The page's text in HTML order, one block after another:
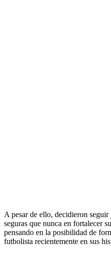
A pesar de ello, decidieron seguir
seguras que nunca en fortalecer
pensando en la posibilidad de
futbolista recientemente en sus